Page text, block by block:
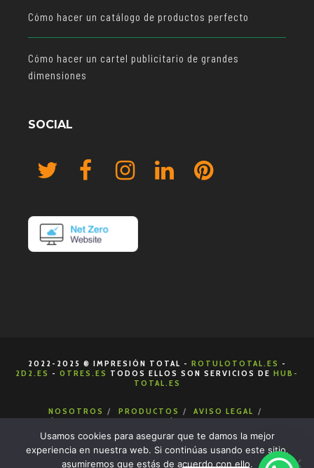
Cómo hacer un catálogo de productos perfecto
Cómo hacer un cartel publicitario de grandes
dimensiones
SOCIAL
2022-2025 ® IMPRESIÓN TOTAL - ROTULOTOTAL.ES -
2D2.ES - 0TRES.ES TODOS ELLOS SON SERVICIOS DE HUB-
TOTAL.ES
NOSOTROS PRODUCTOS
AVISO LEGAL
POLÍTICA DE COOKIES
POLÍTICA DE PRIVACIDAD
CONDICIONES DE VENTA
CONTACTA
Usamos cookies para asegurar que te damos la mejor
experiencia en nuestra web. Si continúas usando este sitio,
asumiremos que estás de acuerdo con ello.